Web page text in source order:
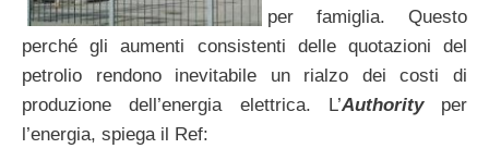
per famiglia. Questo
perché gli aumenti consistenti delle quotazioni del
petrolio rendono inevitabile un rialzo dei costi di
produzione dell’energia elettrica. L’Authority per
l’energia, spiega il Ref: